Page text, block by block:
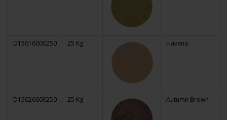
D15016000250 25 Kg Havana
D15026000250 25 Kg Autumn Brown